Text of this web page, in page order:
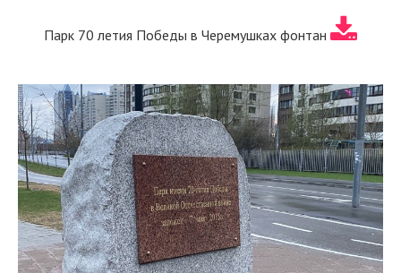
Парк 70 летия Победы в Черемушках фонтан